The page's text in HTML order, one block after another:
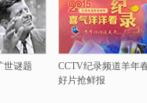
世谜题
CCTV纪录频道羊年
好片抢鲜报